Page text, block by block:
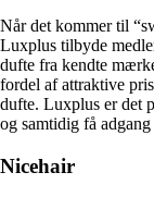
Når det kommer til
Luxplus tilbyde
dufte fra kendte
fordel af attraktive
dufte. Luxplus er det
og samtidig få
Nicehair